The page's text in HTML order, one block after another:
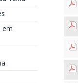
em